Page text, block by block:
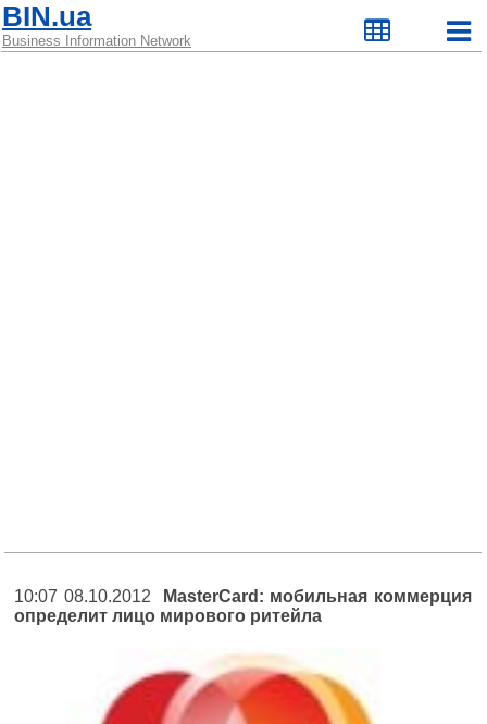
BIN.ua
Business Information Network
10:07 08.10.2012
MasterCard: мобильная коммерция
определит лицо мирового ритейла